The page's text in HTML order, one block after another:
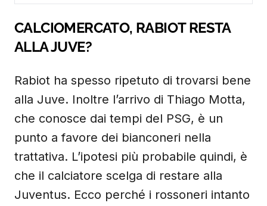
CALCIOMERCATO, RABIOT RESTA
ALLA JUVE?
Rabiot ha spesso ripetuto di trovarsi bene
alla Juve. Inoltre l’arrivo di Thiago Motta,
che conosce dai tempi del PSG, è un
punto a favore dei bianconeri nella
trattativa. L’ipotesi più probabile quindi, è
che il calciatore scelga di restare alla
Juventus. Ecco perché i rossoneri intanto